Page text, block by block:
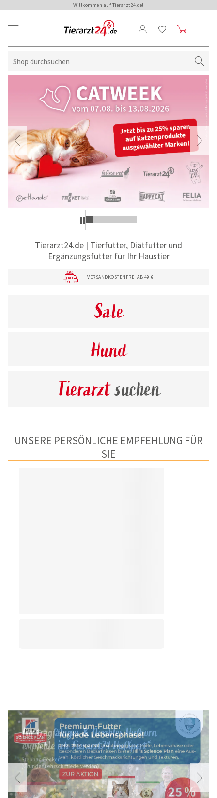
Willkommen auf Tierarzt24.de!
Tierarzt24.de | Tierfutter, Diätfutter und
Ergänzungsfutter für Ihr Haustier
VERSANDKOSTENFREI AB 49 €
Sale
Hund
Tierarztsuchen
UNSERE PERSÖNLICHE EMPFEHLUNG FÜR
SIE